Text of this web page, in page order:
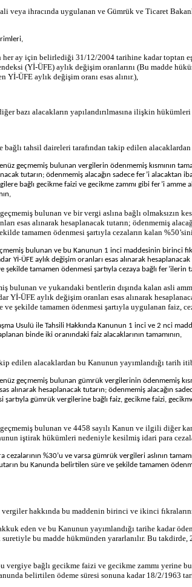
veya ihracında uygulanan ve Gümrük ve Ticaret
ay için belirlediği 31/12/2004 tarihine kadar toptan
(Yİ-ÜFE) aylık değişim oranlarını (Bu madde
ÜFE aylık değişim oranı esas alınır.),
bazı alacakların yapılandırılmasına ilişkin hükümleri
tahsil daireleri tarafından takip edilen
geçmemiş bulunan vergilerin ödenmemiş kısmının
tutarın; ödenmemiş alacağın sadece fer’i
bağlı gecikme faizi ve gecikme zammı gibi fer’i
bulunan ve bir vergi aslına bağlı olmaksızın
esas alınarak hesaplanacak tutarın; ödenmemiş
tamamen ödenmesi şartıyla cezaların kalan
bulunan ve bu Kanunun 1 inci maddesinin birinci
Yİ-ÜFE aylık değişim oranları esas alınarak
tamamen ödenmesi şartıyla cezaya bağlı fer’ilerin
bulunan ve yukarıdaki bentlerin dışında kalan asli
Yİ-ÜFE aylık değişim oranları esas alınarak
şekilde tamamen ödenmesi şartıyla uygulanan faiz,
Usulü ile Tahsili Hakkında Kanunun 1 inci ve 2 nci
binde iki oranındaki faiz alacaklarının tamamının,
edilen alacaklardan bu Kanunun yayımlandığı tarih
geçmemiş bulunan gümrük vergilerinin ödenmemiş
alınarak hesaplanacak tutarın; ödenmemiş alacağın
gümrük vergilerine bağlı faiz, gecikme faizi,
bulunan ve 4458 sayılı Kanun ve ilgili diğer
iştirak hükümleri nedeniyle kesilmiş idari para
%30’u ve varsa gümrük vergileri aslının
bu Kanunda belirtilen süre ve şekilde tamamen
hakkında bu maddenin birinci ve ikinci
eden ve bu Kanunun yayımlandığı tarihe kadar
suretiyle bu madde hükmünden yararlanılır. Bu
bağlı gecikme faizi ve gecikme zammı yerine
belirtilen ödeme süresi sonuna kadar 18/2/1963